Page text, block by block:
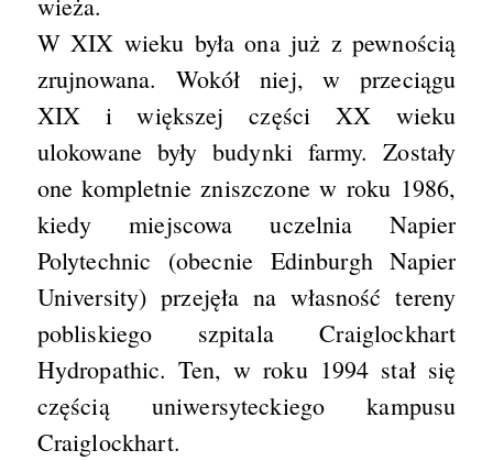
W XIX wieku była ona już z pewnością
zrujnowana. Wokół niej, w przeciągu
XIX i większej części XX wieku
ulokowane były budynki farmy. Zostały
one kompletnie zniszczone w roku 1986,
kiedy miejscowa uczelnia Napier
Polytechnic (obecnie Edinburgh Napier
University) przejęła na własność tereny
pobliskiego szpitala Craiglockhart
Hydropathic. Ten, w roku 1994 stał się
częścią uniwersyteckiego kampusu
Craiglockhart.